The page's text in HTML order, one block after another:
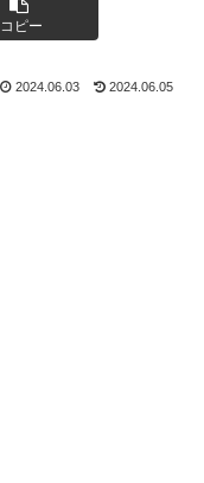
コピー
2024.06.03 2024.06.05